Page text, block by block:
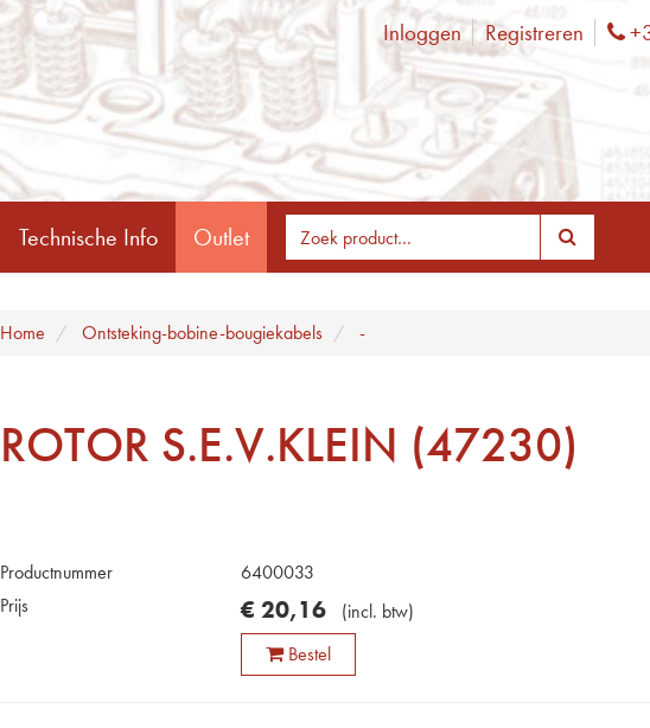
Inloggen Registreren
Technische Info Outlet
Home Ontsteking-bobine-bougiekabels -
ROTOR S.E.V.KLEIN (47230)
Productnummer
6400033
Prijs
€ 20,16 (incl. btw)
Bestel